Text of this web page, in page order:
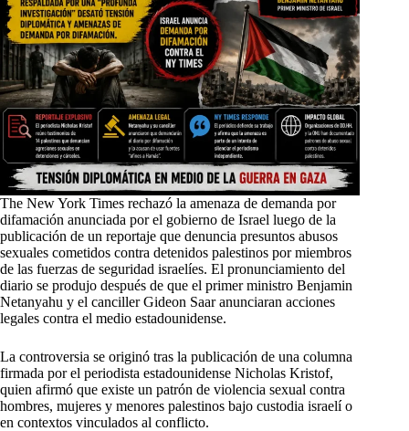
The New York Times rechazó la amenaza de demanda por
difamación anunciada por el gobierno de Israel luego de la
publicación de un reportaje que denuncia presuntos abusos
sexuales cometidos contra detenidos palestinos por miembros
de las fuerzas de seguridad israelíes. El pronunciamiento del
diario se produjo después de que el primer ministro Benjamin
Netanyahu y el canciller Gideon Saar anunciaran acciones
legales contra el medio estadounidense.
La controversia se originó tras la publicación de una columna
firmada por el periodista estadounidense Nicholas Kristof,
quien afirmó que existe un patrón de violencia sexual contra
hombres, mujeres y menores palestinos bajo custodia israelí o
en contextos vinculados al conflicto.